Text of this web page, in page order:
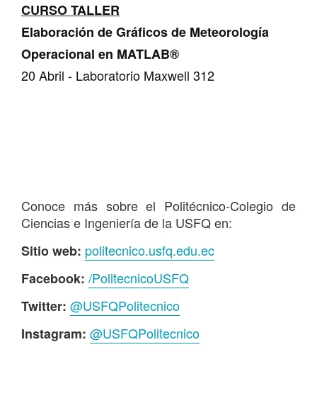
CURSO TALLER
Elaboración de Gráficos de Meteorología
Operacional en MATLAB®
20 Abril - Laboratorio Maxwell 312
Conoce más sobre el Politécnico-Colegio de
Ciencias e Ingeniería de la USFQ en:
Sitio web: politecnico.usfq.edu.ec
Facebook: /PolitecnicoUSFQ
Twitter: @USFQPolitecnico
Instagram: @USFQPolitecnico